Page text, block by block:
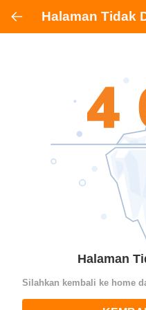
Halaman Tidak
Halaman
Silahkan kembali ke home